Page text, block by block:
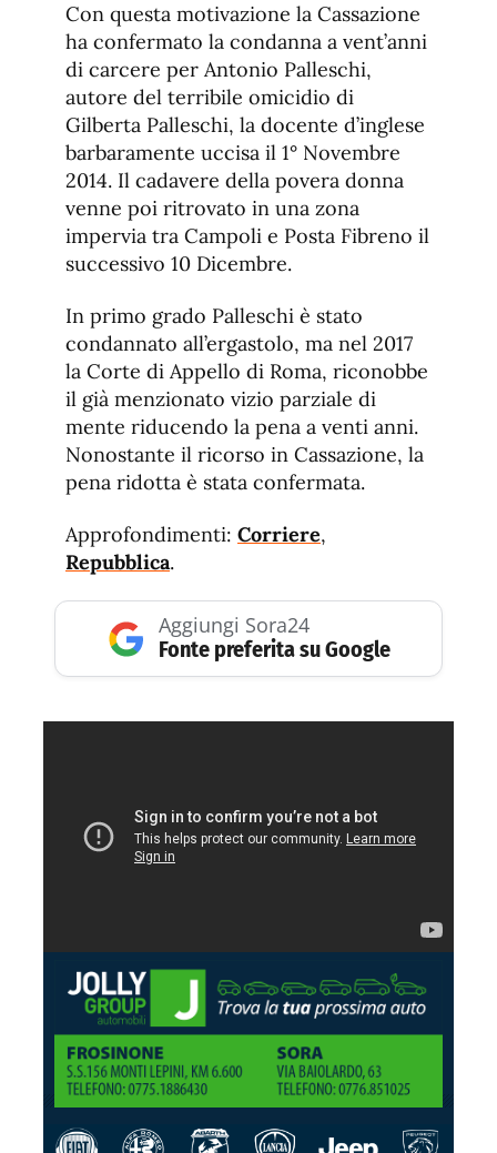
Con questa motivazione la Cassazione
ha confermato la condanna a vent’anni
di carcere per Antonio Palleschi,
autore del terribile omicidio di
Gilberta Palleschi, la docente d’inglese
barbaramente uccisa il 1° Novembre
2014. Il cadavere della povera donna
venne poi ritrovato in una zona
impervia tra Campoli e Posta Fibreno il
successivo 10 Dicembre.
In primo grado Palleschi è stato
condannato all’ergastolo, ma nel 2017
la Corte di Appello di Roma, riconobbe
il già menzionato vizio parziale di
mente riducendo la pena a venti anni.
Nonostante il ricorso in Cassazione, la
pena ridotta è stata confermata.
Approfondimenti: Corriere,
Repubblica.
Aggiungi Sora24
Fonte preferita su Google